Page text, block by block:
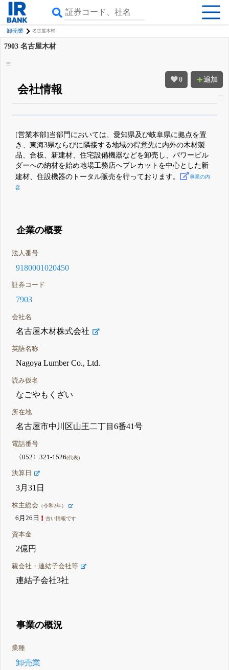
卸売業 名古屋木材
0 追加
7903 名古屋木材
会社情報
詳しく見られる無料でβ版をはじめる
登録すると永久30%OFFと米株版の先行利用も付きます
[営業本部]当部門においては、愛知県及び岐阜県に拠点を置
き、東海3県ならびに隣接する地域の得意先に内外の木材製
品、合板、新建材、住宅設備機器などを卸売し、パワービル
ダーへの納材を始め地場工務店へプレカットを中心とした新
建材、住設機器のトータル販売を行っております。
事業の内
容
企業の概要
法人番号
9180001020450
証券コード
7903
会社名
名古屋木材株式会社
英語名称
Nagoya Lumber Co., Ltd.
読み仮名
なごやもくざい
所在地
名古屋市中川区山王二丁目6番41号
電話番号
〈052〉321-1526(代表)
決算日
3月31日
株主総会 （令和2年）
6月26日 古い情報です
資本金
2億円
親会社・連結子会社等
連結子会社3社
事業の概況
業種
卸売業